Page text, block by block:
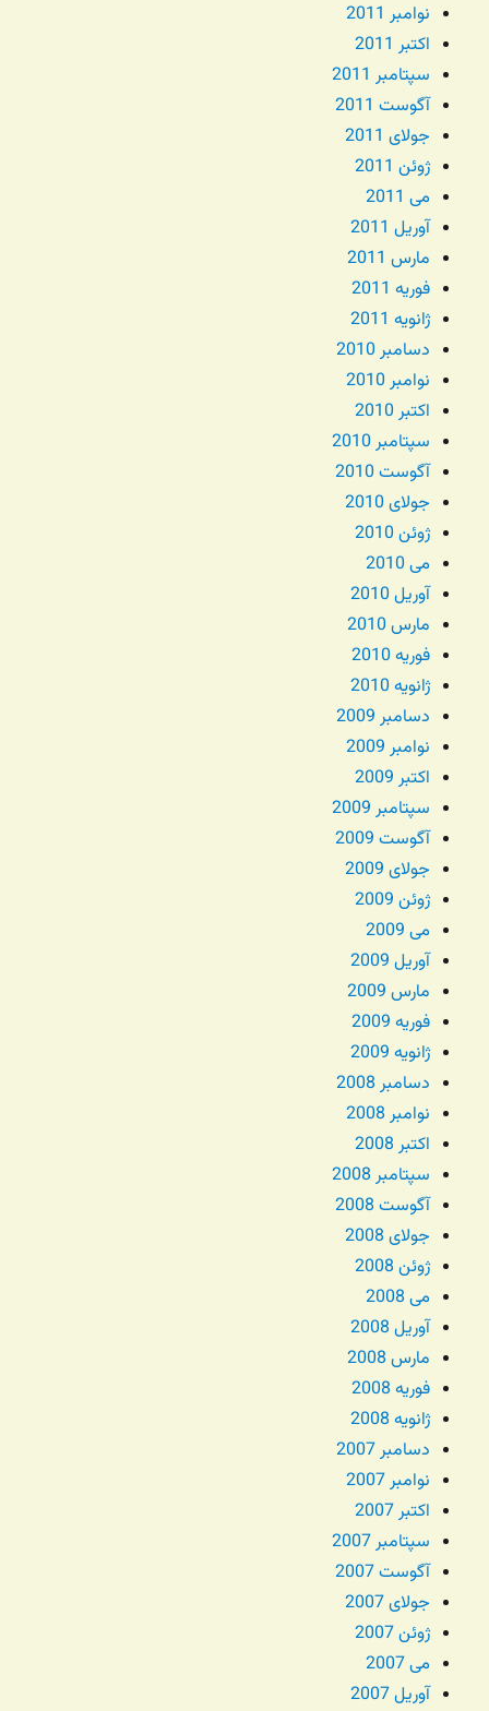
نوامبر 2011
اکتبر 2011
سپتامبر 2011
آگوست 2011
جولای 2011
ژوئن 2011
می 2011
آوریل 2011
مارس 2011
فوریه 2011
ژانویه 2011
دسامبر 2010
نوامبر 2010
اکتبر 2010
سپتامبر 2010
آگوست 2010
جولای 2010
ژوئن 2010
می 2010
آوریل 2010
مارس 2010
فوریه 2010
ژانویه 2010
دسامبر 2009
نوامبر 2009
اکتبر 2009
سپتامبر 2009
آگوست 2009
جولای 2009
ژوئن 2009
می 2009
آوریل 2009
مارس 2009
فوریه 2009
ژانویه 2009
دسامبر 2008
نوامبر 2008
اکتبر 2008
سپتامبر 2008
آگوست 2008
جولای 2008
ژوئن 2008
می 2008
آوریل 2008
مارس 2008
فوریه 2008
ژانویه 2008
دسامبر 2007
نوامبر 2007
اکتبر 2007
سپتامبر 2007
آگوست 2007
جولای 2007
ژوئن 2007
می 2007
آوریل 2007